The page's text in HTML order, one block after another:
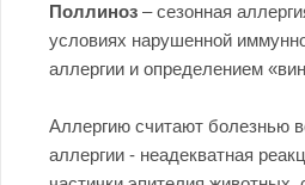
Поллиноз – сезонная
условиях нарушенной
аллергии и определением
Аллергию считают болезнью
аллергии - неадекватная